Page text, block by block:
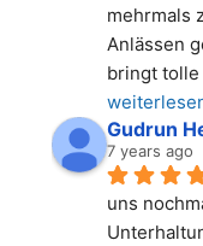
mehrmals
Anlässen
bringt tolle
Gudrun
7 years ago
uns